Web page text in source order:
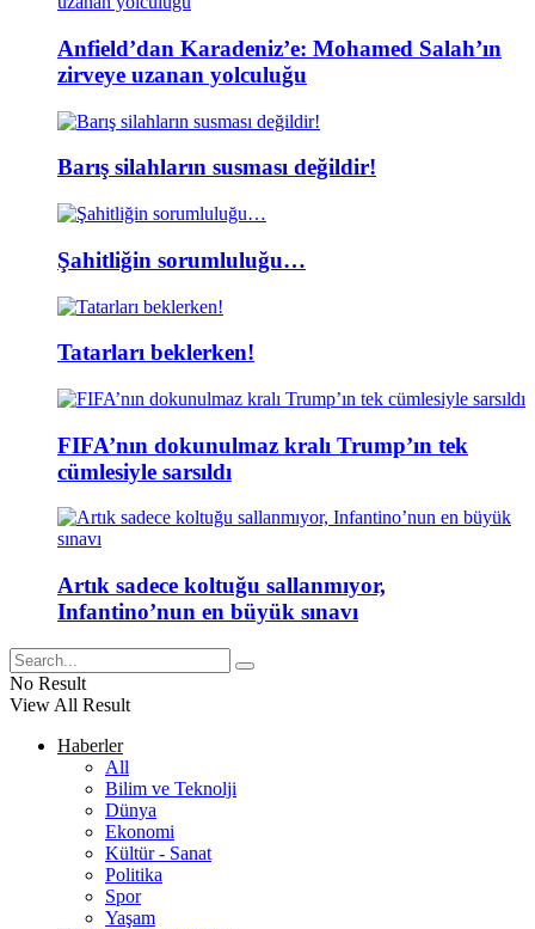
Anfield’dan Karadeniz’e: Mohamed Salah’ın
zirveye uzanan yolculuğu
Barış silahların susması değildir!
Şahitliğin sorumluluğu…
Tatarları beklerken!
FIFA’nın dokunulmaz kralı Trump’ın tek
cümlesiyle sarsıldı
Artık sadece koltuğu sallanmıyor,
Infantino’nun en büyük sınavı
No Result
View All Result
Haberler
All
Bilim ve Teknolji
Dünya
Ekonomi
Kültür - Sanat
Politika
Spor
Yaşam